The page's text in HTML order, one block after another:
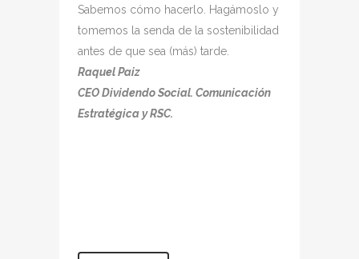
Sabemos cómo hacerlo. Hagámoslo y
tomemos la senda de la sostenibilidad
antes de que sea (más) tarde.
Raquel Paiz
CEO Dividendo Social. Comunicación
Estratégica y RSC.